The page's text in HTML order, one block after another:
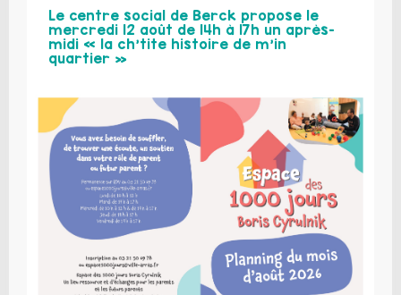
Le centre social de Berck propose le
mercredi 12 août de 14h à 17h un après-
midi « la ch’tite histoire de m’in
quartier »